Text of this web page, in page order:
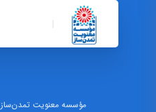
مؤسسه معنویت تمدن‌ساز